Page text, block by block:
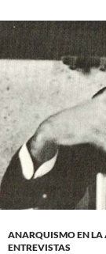
ANARQUISMO EN
ENTREVISTAS